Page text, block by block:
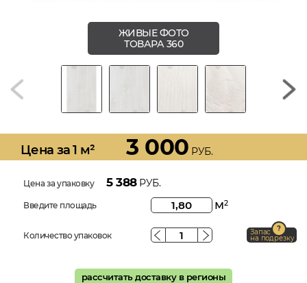
ЖИВЫЕ ФОТО
ТОВАРА 360
Цена за 1 м² 3 000 РУБ.
Цена за упаковку 5 388РУБ.
Введите площадь м2
Количество упаковок Запас
на подрезку
рассчитать доставку в регионы